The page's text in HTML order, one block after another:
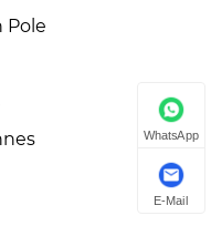
Pole
WhatsApp
E-Mail